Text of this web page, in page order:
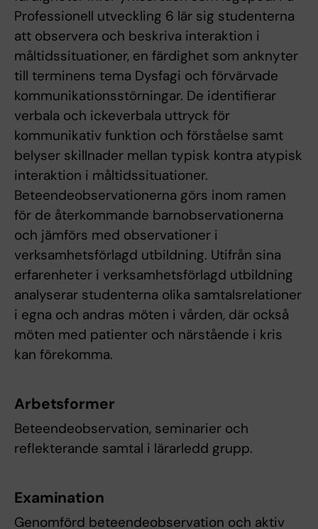
Professionell utveckling 6 lär sig studenterna
att observera och beskriva interaktion i
måltidssituationer, en färdighet som anknyter
till terminens tema Dysfagi och förvärvade
kommunikationsstörningar. De identifierar
verbala och ickeverbala uttryck för
kommunikativ funktion och förståelse samt
belyser skillnader mellan typisk kontra atypisk
interaktion i måltidssituationer.
Beteendeobservationerna görs inom ramen
för de återkommande barnobservationerna
och jämförs med observationer i
verksamhetsförlagd utbildning. Utifrån sina
erfarenheter i verksamhetsförlagd utbildning
analyserar studenterna olika samtalsrelationer
i egna och andras möten i vården, där också
möten med patienter och närstående i kris
kan förekomma.
Arbetsformer
Beteendeobservation, seminarier och
reflekterande samtal i lärarledd grupp.
Examination
Genomförd beteendeobservation och aktiv